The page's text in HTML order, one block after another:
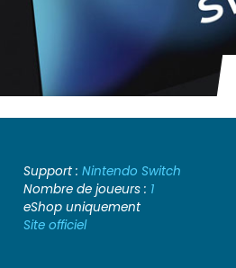
Support :Nintendo Switch
Nombre de joueurs : 1
eShop uniquement
Site officiel